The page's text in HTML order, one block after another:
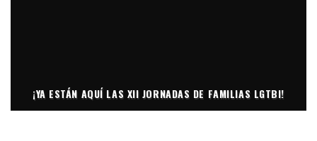
¡YA ESTÁN AQUÍ LAS XII JORNADAS DE FAMILIAS LGTBI!